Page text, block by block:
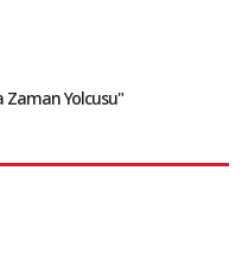
Zaman Yolcusu"